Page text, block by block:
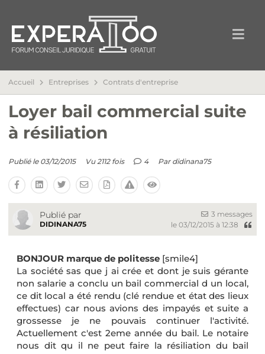
Accueil Entreprises Contrats d'entreprise
Loyer bail commercial suite
à résiliation
Publié le 03/12/2015 Vu 2112 fois 4 Par didinana75
Publié par
DIDINANA75
3 messages
le 03/12/2015 à 12:38
BONJOUR marque de politesse [smile4]
La société sas que j ai crée et dont je suis gérante
non salarie a conclu un bail commercial d un local,
ce dit local a été rendu (clé rendue et état des lieux
effectues) car nous avions des impayés et suite a
grossesse je ne pouvais continuer l'activité.
Actuellement c'est 2eme année du bail. Le notaire
nous dit qu il ne peut faire la résiliation du bail